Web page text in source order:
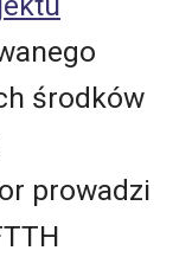
środków
prowadzi